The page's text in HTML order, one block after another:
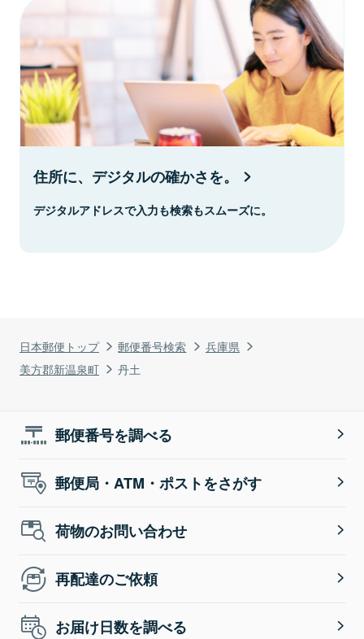
日本郵便トップ 郵便番号検索
兵庫県
美方郡新温泉町
丹土
住所に、デジタルの確かさを。
デジタルアドレスで入力も検索もスムーズに。
郵便番号を調べる
郵便局・ATM・ポストをさがす
荷物のお問い合わせ
再配達のご依頼
お届け日数を調べる